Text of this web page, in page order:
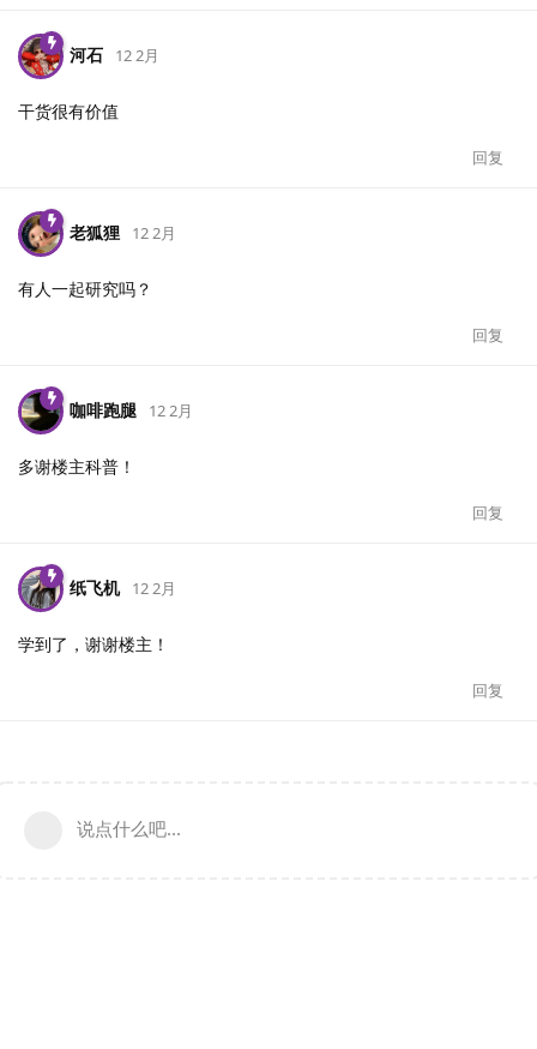
河石 12 2月
干货很有价值
回复
老狐狸 12 2月
有人一起研究吗？
回复
咖啡跑腿 12 2月
多谢楼主科普！
回复
纸飞机 12 2月
学到了，谢谢楼主！
回复
说点什么吧...